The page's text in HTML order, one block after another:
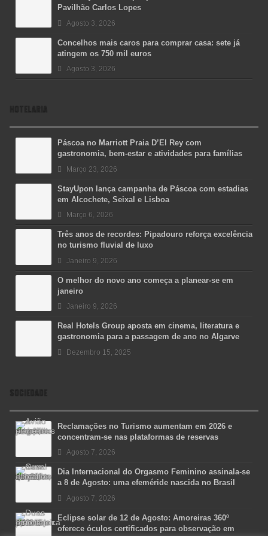
Pavilhão Carlos Lopes
Agosto 3, 2026
Concelhos mais caros para comprar casa: sete já
atingem os 750 mil euros
Agosto 3, 2026
HOTELARIA
Páscoa no Marriott Praia D’El Rey com
gastronomia, bem-estar e atividades para famílias
Março 23, 2026
StayUpon lança campanha de Páscoa com estadias
em Alcochete, Seixal e Lisboa
Março 6, 2026
Três anos de recordes: Pipadouro reforça excelência
no turismo fluvial de luxo
Janeiro 9, 2026
O melhor do novo ano começa a planear-se em
janeiro
Janeiro 9, 2026
Real Hotels Group aposta em cinema, literatura e
gastronomia para a passagem de ano no Algarve
Dezembro 15, 2025
SOCIEDADE
Reclamações no Turismo aumentam em 2026 e
concentram-se nas plataformas de reservas
Agosto 7, 2026
Dia Internacional do Orgasmo Feminino assinala-se
a 8 de Agosto: uma efeméride nascida no Brasil
Agosto 7, 2026
Eclipse solar de 12 de Agosto: Amoreiras 360º
oferece óculos certificados para observação em